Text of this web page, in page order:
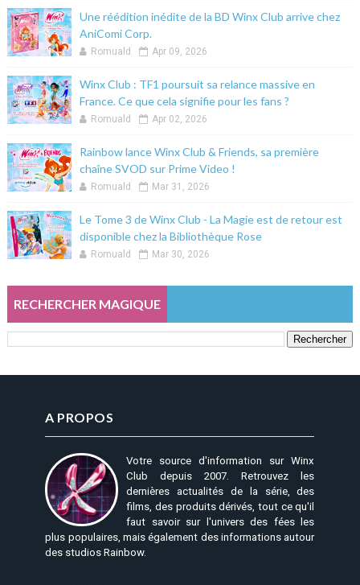
Une réédition inédite de la BD Winx Club arrive chez
AniComi Corp.
Romuald Apr 09, 2026
Winx Club : TF1 poursuit sa relance massive en
France. Ce que cela signifie pour les fans ?
Romuald Apr 02, 2026
Rainbow lance Winx Club & Friends, sa première
chaîne SVOD sur Prime Video !
Romuald Mar 31, 2026
Le Tome 3 de Winx Club - La Magie est de retour est
disponible chez la Bibliothèque Rose
Romuald Mar 30, 2026
RECHERCHER MAGIQUE
A PROPOS
Votre source d'information sur Winx
Club depuis 2007. Retrouvez les
dernières actualités de la série, des
films, des produits dérivés, tout ce qu'il
faut savoir sur l'univers des fées les
plus populaires, mais également des informations autour
des studios Rainbow.